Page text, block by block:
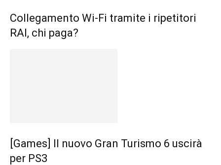
Collegamento Wi-Fi tramite i ripetitori
RAI, chi paga?
[Games] Il nuovo Gran Turismo 6 uscirà
per PS3